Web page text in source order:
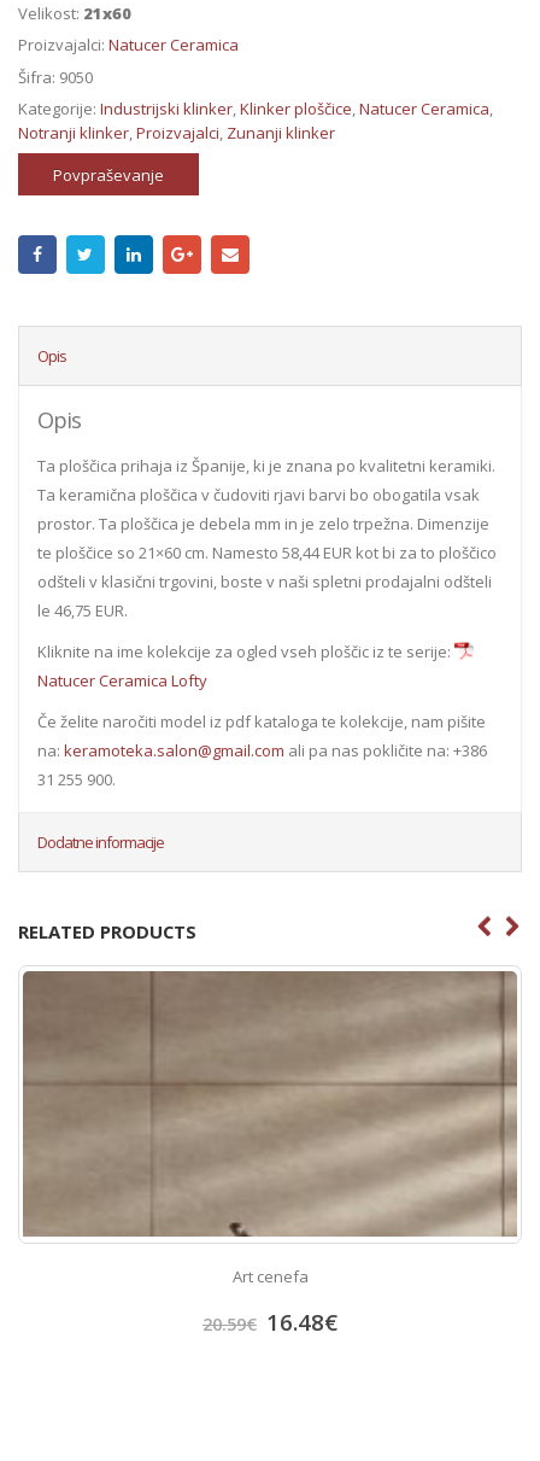
Velikost: 21x60
Proizvajalci: Natucer Ceramica
Šifra: 9050
Kategorije: Industrijski klinker,Klinker ploščice,Natucer Ceramica,
Notranji klinker,Proizvajalci, Zunanji klinker
Povpraševanje
Opis
Opis
Ta ploščica prihaja iz Španije, ki je znana po kvalitetni keramiki.
Ta keramična ploščica v čudoviti rjavi barvi bo obogatila vsak
prostor. Ta ploščica je debela mm in je zelo trpežna. Dimenzije
te ploščice so 21×60 cm. Namesto 58,44 EUR kot bi za to ploščico
odšteli v klasični trgovini, boste v naši spletni prodajalni odšteli
le 46,75 EUR.
Kliknite na ime kolekcije za ogled vseh ploščic iz te serije:
Natucer Ceramica Lofty
Če želite naročiti model iz pdf kataloga te kolekcije, nam pišite
na: keramoteka.salon@gmail.com ali pa nas pokličite na: +386
31 255 900.
Dodatne informacije
RELATED PRODUCTS
Art cenefa
20.59€ 16.48€